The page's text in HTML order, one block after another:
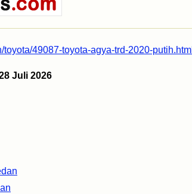
49087-toyota-agya-trd-2020-putih.html
Juli 2026